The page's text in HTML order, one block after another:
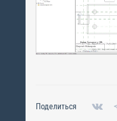
Поделиться